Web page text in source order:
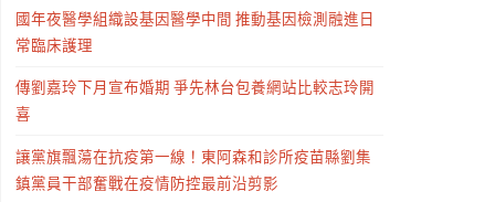
國年夜醫學組織設基因醫學中間 推動基因檢測融進日
常臨床護理
傳劉嘉玲下月宣布婚期 爭先林台包養網站比較志玲開
喜
讓黨旗飄蕩在抗疫第一線！東阿森和診所疫苗縣劉集
鎮黨員干部奮戰在疫情防控最前沿剪影